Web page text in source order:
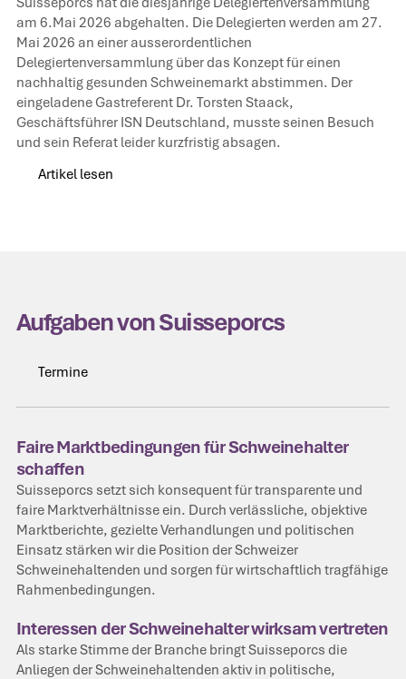
am 6.Mai 2026 abgehalten. Die Delegierten werden am 27.
Mai 2026 an einer ausserordentlichen
Delegiertenversammlung über das Konzept für einen
nachhaltig gesunden Schweinemarkt abstimmen. Der
eingeladene Gastreferent Dr. Torsten Staack,
Geschäftsführer ISN Deutschland, musste seinen Besuch
und sein Referat leider kurzfristig absagen.
Artikel lesen
Aufgaben von Suisseporcs
Termine
Faire Marktbedingungen für Schweinehalter
schaffen
Suisseporcs setzt sich konsequent für transparente und
faire Marktverhältnisse ein. Durch verlässliche, objektive
Marktberichte, gezielte Verhandlungen und politischen
Einsatz stärken wir die Position der Schweizer
Schweinehaltenden und sorgen für wirtschaftlich tragfähige
Rahmenbedingungen.
Interessen der Schweinehalter wirksam vertreten
Als starke Stimme der Branche bringt Suisseporcs die
Anliegen der Schweinehaltenden aktiv in politische,